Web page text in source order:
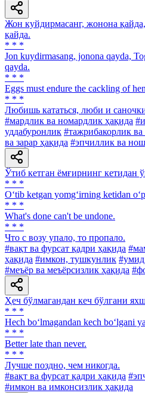
Жон куйдирмасанг, жонона
қайда.
* * *
Jon kuydirmasang, jonona qayda,
qayda.
* * *
Eggs must endure the cackling of
* * *
Любишь кататься, люби и
#мардлик ва номардлик ҳақида
уддабуронлик #тажрибакорлик
ва зарар ҳақида #эпчиллик ва
Ўтиб кетган ёмғирнинг кетидан
* * *
O‘tib ketgan yomg‘irning ketidan
* * *
What's done can't be undone.
* * *
Что с возу упало, то пропало.
#вақт ва фурсат қадри ҳақида
ҳақида #имкон, тушкунлик #умид
#меъёр ва меъёрсизлик ҳақида
Ҳеч бўлмагандан кеч бўлгани
* * *
Hech bo‘lmagandan kech bo‘lgani
* * *
Better late than never.
* * *
Лучше поздно, чем никогда.
#вақт ва фурсат қадри ҳақида
#имкон ва имконсизлик ҳақида